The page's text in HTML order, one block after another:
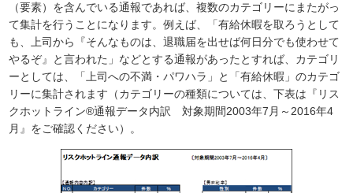
（要素）を含んでいる通報であれば、複数のカテゴリーにまたがっ
て集計を行うことになります。例えば、「有給休暇を取ろうとして
も、上司から『そんなものは、退職届を出せば何日分でも使わせて
やるぞ』と言われた」などとする通報があったとすれば、カテゴリ
ーとしては、「上司への不満・パワハラ」と「有給休暇」のカテゴ
リーに集計されます（カテゴリーの種類については、下表は『リス
クホットライン®通報データ内訳 対象期間2003年7月～2016年4
月』をご確認ください）。